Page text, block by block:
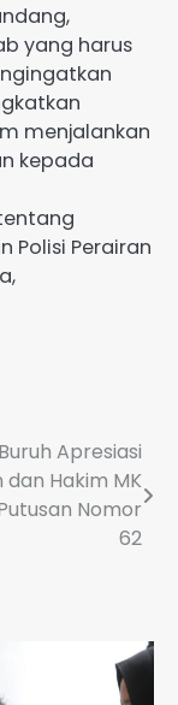
yang harus
menjalankan
kepada
Polisi Perairan
Apresiasi
dan Hakim MK
Nomor
62